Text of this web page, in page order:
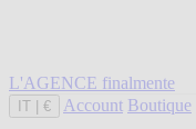
L'AGENCE finalmente
IT € Account Boutique